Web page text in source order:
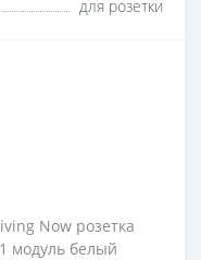
для розетки
Now розетка
модуль белый